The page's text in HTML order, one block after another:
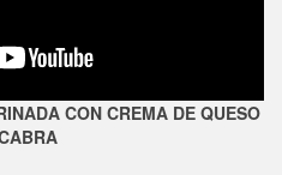
CON CREMA DE QUESO